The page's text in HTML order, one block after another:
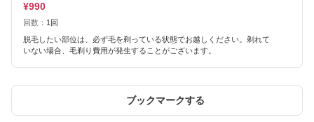
¥990
回数： 1回
脱毛したい部位は、必ず毛を剃っている状態でお越しください。剃れて
いない場合、毛剃り費用が発生することがございます。
ブックマークする